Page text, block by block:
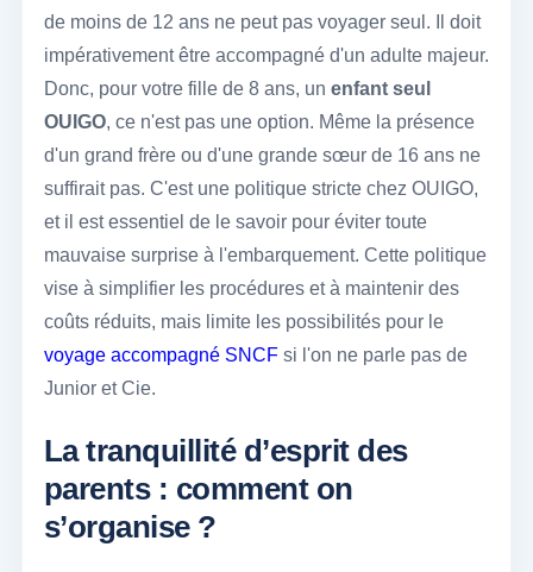
de moins de 12 ans ne peut pas voyager seul. Il doit
impérativement être accompagné d'un adulte majeur.
Donc, pour votre fille de 8 ans, un enfant seul
OUIGO, ce n'est pas une option. Même la présence
d'un grand frère ou d'une grande sœur de 16 ans ne
suffirait pas. C'est une politique stricte chez OUIGO,
et il est essentiel de le savoir pour éviter toute
mauvaise surprise à l'embarquement. Cette politique
vise à simplifier les procédures et à maintenir des
coûts réduits, mais limite les possibilités pour le
voyage accompagné SNCFsi l'on ne parle pas de
Junior et Cie.
La tranquillité d’esprit des
parents : comment on
s’organise ?